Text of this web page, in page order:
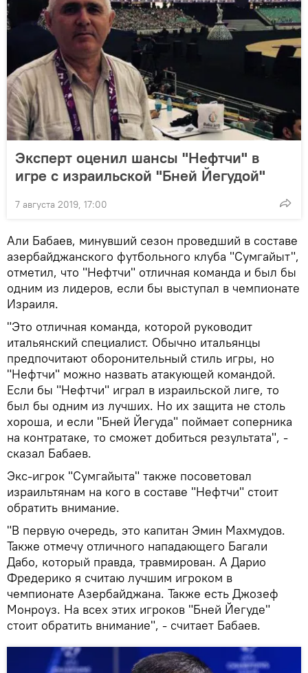
Эксперт оценил шансы "Нефтчи" в
игре с израильской "Бней Йегудой"
7 августа 2019, 17:00
Али Бабаев, минувший сезон проведший в составе
азербайджанского футбольного клуба "Сумгайыт",
отметил, что "Нефтчи" отличная команда и был бы
одним из лидеров, если бы выступал в чемпионате
Израиля.
"Это отличная команда, которой руководит
итальянский специалист. Обычно итальянцы
предпочитают оборонительный стиль игры, но
"Нефтчи" можно назвать атакующей командой.
Если бы "Нефтчи" играл в израильской лиге, то
был бы одним из лучших. Но их защита не столь
хороша, и если "Бней Йегуда" поймает соперника
на контратаке, то сможет добиться результата", -
сказал Бабаев.
Экс-игрок "Сумгайыта" также посоветовал
израильтянам на кого в составе "Нефтчи" стоит
обратить внимание.
"В первую очередь, это капитан Эмин Махмудов.
Также отмечу отличного нападающего Багали
Дабо, который правда, травмирован. А Дарио
Фредерико я считаю лучшим игроком в
чемпионате Азербайджана. Также есть Джозеф
Монроуз. На всех этих игроков "Бней Йегуде"
стоит обратить внимание", - считает Бабаев.